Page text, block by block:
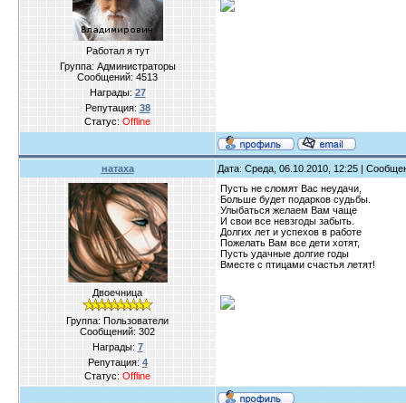
Работал я тут
Группа: Администраторы
Сообщений: 4513
Награды: 27
Репутация: 38
Статус: Offline
натаха Дата: Среда, 06.10.2010, 12:25 |
Двоечница
Группа: Пользователи
Сообщений: 302
Награды: 7
Репутация: 4
Статус: Offline
Пусть не сломят Вас неудачи,
Больше будет подарков судьбы.
Улыбаться желаем Вам чаще
И свои все невзгоды забыть.
Долгих лет и успехов в работе
Пожелать Вам все дети хотят,
Пусть удачные долгие годы
Вместе с птицами счастья летят!